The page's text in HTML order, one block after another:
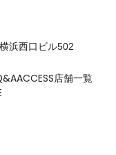
浜西口ビル502
ACCESS店舗一覧